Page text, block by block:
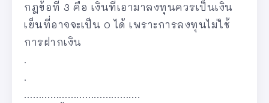
กฎข้อที่ 3 คือ เงินที่เอามาลงทุนควรเป็นเงิน
เย็นที่อาจจะเป็น 0 ได้ เพราะการลงทุนไม่ใช้
การฝากเงิน
.
.
………………………………….